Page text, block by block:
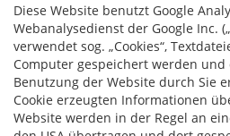
Diese Website benutzt Google
Webanalysedienst der Google Inc.
verwendet sog. „Cookies“,
Computer gespeichert werden
Benutzung der Website durch Sie
Cookie erzeugten Informationen
Website werden in der Regel an